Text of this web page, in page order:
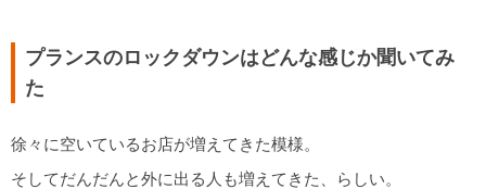
プランスのロックダウンはどんな感じか聞いてみ
た
徐々に空いているお店が増えてきた模様。
そしてだんだんと外に出る人も増えてきた、らしい。